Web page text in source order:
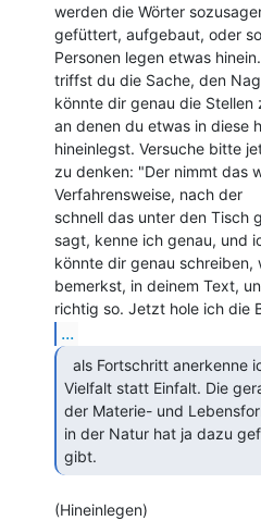
werden die Wörter
gefüttert, aufgebaut, oder
Personen legen etwas
triffst du die Sache, den
könnte dir genau die Stellen
an denen du etwas in diese
hineinlegst. Versuche bitte
zu denken: "Der nimmt das
Verfahrensweise, nach der
schnell das unter den Tisch
sagt, kenne ich genau, und
könnte dir genau schreiben,
bemerkst, in deinem Text,
...
Vielfalt statt Einfalt. Die
der Materie- und
in der Natur hat ja dazu
gibt.